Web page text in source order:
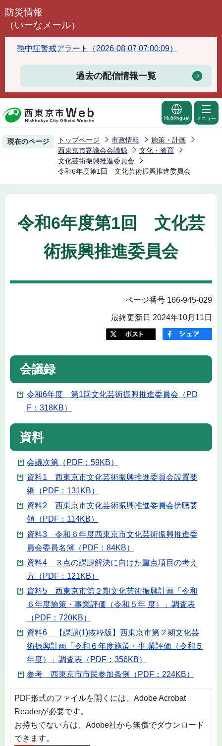
こ
頭
で
防災情報
（いーなメール）
熱中症警戒アラート（2026-08-07 07:00:09）
過去の配信情報一覧
Multilingual メニュー
現在のページ トップページ 市政情報
施策・計画
西東京市審議会会議録
文化・教育
文化芸術振興推進委員会
令和6年度第1回 文化芸術振興推進委員会
令和6年度第1回 文化芸
術振興推進委員会
ページ番号 166-945-029
最終更新日 2024年10月11日
会議録
令和6年度 第1回文化芸術振興推進委員会（PD
F：318KB）
資料
会議次第（PDF：59KB）
資料1 西東京市文化芸術振興推進委員会設置要
綱（PDF：131KB）
資料2 西東京市文化芸術振興推進委員会傍聴要
領（PDF：114KB）
資料3 令和６年度西東京市文化芸術振興推進委
員会委員名簿（PDF：84KB）
資料4 ３点の課題解決に向けた重点項目の考え
方（PDF：121KB）
資料5 西東京市第２期文化芸術振興計画「令和
６年度施策・事業評価（令和５年 度）」調査表
（PDF：720KB）
資料6 【課題(1)抜粋版】西東京市第２期文化芸
術振興計画「令和６年度施策・事 業評価（令和５
年度）」調査表（PDF：356KB）
参考 西東京市市民参加条例（PDF：224KB）
PDF形式のファイルを開くには、Adobe Acrobat
Readerが必要です。
お持ちでない方は、Adobe社から無償でダウンロード
できます。